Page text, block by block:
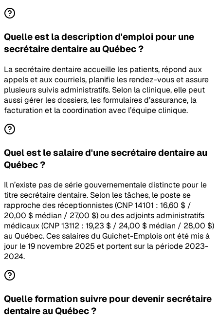
Quelle est la description d'emploi pour une
secrétaire dentaire au Québec ?
La secrétaire dentaire accueille les patients, répond aux
appels et aux courriels, planifie les rendez-vous et assure
plusieurs suivis administratifs. Selon la clinique, elle peut
aussi gérer les dossiers, les formulaires d’assurance, la
facturation et la coordination avec l’équipe clinique.
Quel est le salaire d'une secrétaire dentaire au
Québec ?
Il n’existe pas de série gouvernementale distincte pour le
titre secrétaire dentaire. Selon les tâches, le poste se
rapproche des réceptionnistes (CNP 14101 : 16,60 $ /
20,00 $ médian / 27,00 $) ou des adjoints administratifs
médicaux (CNP 13112 : 19,23 $ / 24,00 $ médian / 28,00 $)
au Québec. Ces salaires du Guichet-Emplois ont été mis à
jour le 19 novembre 2025 et portent sur la période 2023-
2024.
Quelle formation suivre pour devenir secrétaire
dentaire au Québec ?